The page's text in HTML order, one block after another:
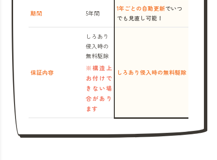
期間 5年間
1年ごとの自動更新でいつ
でも見直し可能！
保証内容
しろあり
侵入時の
無料駆除
※構造上
お付けで
きない場
合があり
ます
しろあり侵入時の無料駆除